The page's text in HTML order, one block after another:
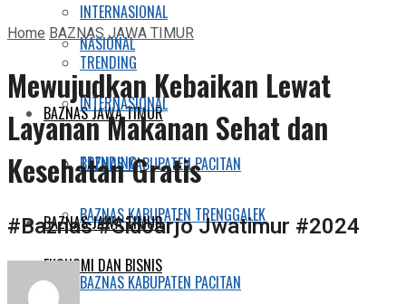
INTERNASIONAL
TRENDING
BAZNAS JAWA TIMUR
BAZNAS KABUPATEN PACITAN
BAZNAS KABUPATEN TRENGGALEK
EKONOMI DAN BISNIS
NASIONAL
INTERNASIONAL
TRENDING
BAZNAS JAWA TIMUR
BAZNAS KABUPATEN PACITAN
HomeBAZNAS JAWA TIMUR
Mewujudkan Kebaikan Lewat
Layanan Makanan Sehat dan
Kesehatan Gratis
#Baznas #Sidoarjo Jwatimur #2024